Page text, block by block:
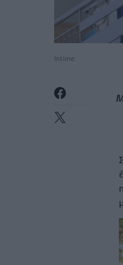
Intime